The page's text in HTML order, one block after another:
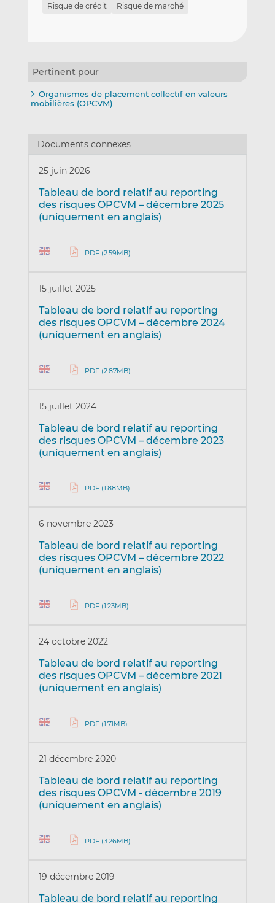
Risque de crédit
Risque de marché
Pertinent pour
Organismes de placement collectif en valeurs
mobilières (OPCVM)
Documents connexes
25 juin 2026
Tableau de bord relatif au reporting
des risques OPCVM – décembre 2025
(uniquement en anglais)
PDF (2.59MB)
15 juillet 2025
Tableau de bord relatif au reporting
des risques OPCVM – décembre 2024
(uniquement en anglais)
PDF (2.87MB)
15 juillet 2024
Tableau de bord relatif au reporting
des risques OPCVM – décembre 2023
(uniquement en anglais)
PDF (1.88MB)
6 novembre 2023
Tableau de bord relatif au reporting
des risques OPCVM – décembre 2022
(uniquement en anglais)
PDF (1.23MB)
24 octobre 2022
Tableau de bord relatif au reporting
des risques OPCVM – décembre 2021
(uniquement en anglais)
PDF (1.71MB)
21 décembre 2020
Tableau de bord relatif au reporting
des risques OPCVM - décembre 2019
(uniquement en anglais)
PDF (3.26MB)
19 décembre 2019
Tableau de bord relatif au reporting